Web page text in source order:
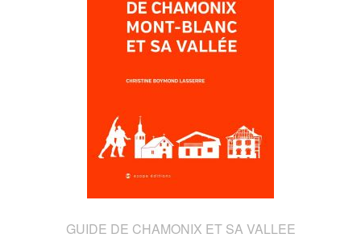
GUIDE DE CHAMONIX ET SA VALLEE